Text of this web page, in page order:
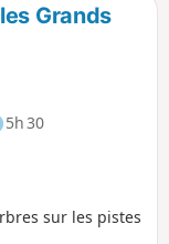
Grands
5h 30
sur les pistes